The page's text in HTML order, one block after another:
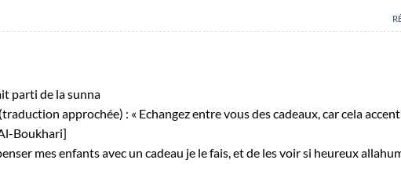
parti de la sunna
approchée) : « Echangez entre vous des cadeaux, car cela
Boukhari]
mes enfants avec un cadeau je le fais, et de les voir si heureux